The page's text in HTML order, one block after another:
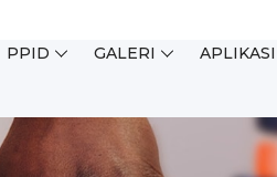
PPID GALERI APLIKASI